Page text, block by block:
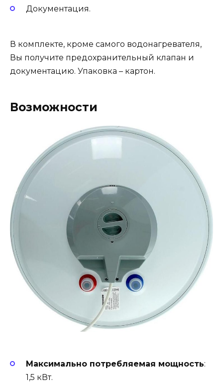
Документация.
В комплекте, кроме самого водонагревателя,
Вы получите предохранительный клапан и
документацию. Упаковка – картон.
Возможности
Максимально потребляемая мощность:
1,5 кВт.